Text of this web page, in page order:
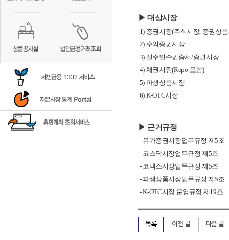
▶ 대상시장
1) 증권시장(주식시장, 증권상
2) 수익증권시장
3) 신주인수권증서/증권시장
4) 채권시장(Repo 포함)
5) 파생상품시장
6) K-OTC시장
▶ 근거규정
- 유가증권시장업무규정 제5조
- 코스닥시장업무규정 제5조
- 코넥스시장업무규정 제5조
-파생상품시장업무규정 제5조
- K-OTC시장 운영규정 제19조
목록 이전 글 다음 글